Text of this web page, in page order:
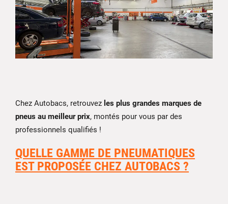
Chez Autobacs, retrouvez les plus grandes marques de
pneus au meilleur prix, montés pour vous par des
professionnels qualifiés !
QUELLE GAMME DE PNEUMATIQUES
EST PROPOSÉE CHEZ AUTOBACS ?